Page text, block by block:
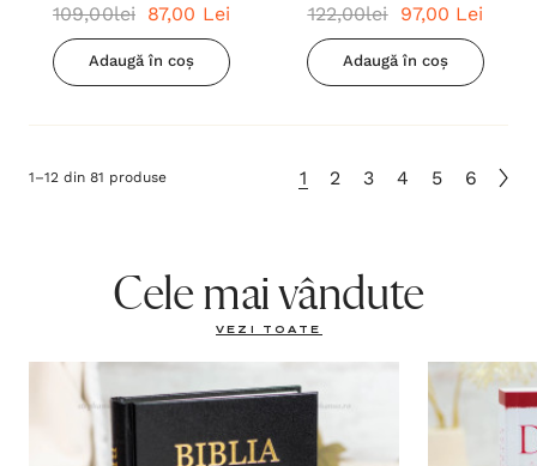
cunosc planurile + Pix:
Dragostea este răbdătoare
109,00lei 87,00 Lei
Adaugă în coș
Conversatii In Familie + Pix:
Dragostea este Rabdatoare +
Pix: Increde-Te In Domnul
122,00lei 97,00 Lei
Adaugă în coș
1–12 din 81 produse 1 2 3 4 5 6
Cele mai vândute
VEZI TOATE